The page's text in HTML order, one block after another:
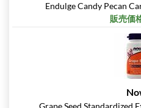
Endulge Candy Pecan
販売価
Grape Seed Standardized